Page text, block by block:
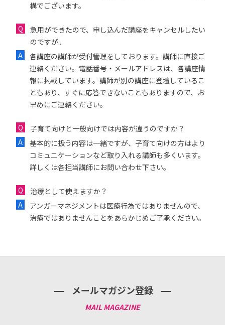
構でございます。
急用ができたので、申し込んだ講座をキャンセルしたい
のですが...
各講座の講師が受付管理をしております。講師に直接ご
連絡ください。電話番号・メールアドレスは、各講座情
報に掲載しています。講師が別の講座に登壇しているこ
ともあり、すぐに応答できないこともありますので、お
早めにご連絡ください。
子育て向けと一般向けでは内容が違うのですか？
基本的に扱う内容は一緒ですが、子育て向けの方はより
コミュニケーションなど取り入れる講師も多くいます。
詳しくは各担当講師にお問い合わせ下さい。
治療として使えますか？
アンガーマネジメントは医療行為ではありませんので、
治療ではありませんことをあらかじめご了承ください。
メールマガジン登録